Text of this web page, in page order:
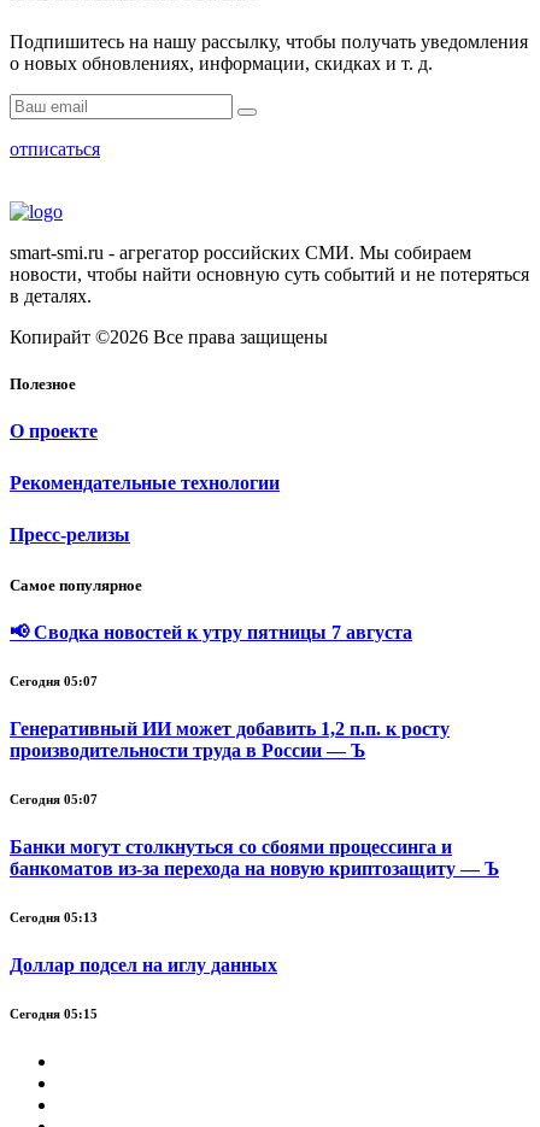
Подпишитесь на нашу рассылку, чтобы получать уведомления
о новых обновлениях, информации, скидках и т. д.
отписаться
smart-smi.ru - агрегатор российских СМИ. Мы собираем
новости, чтобы найти основную суть событий и не потеряться
в деталях.
Копирайт ©2026 Все права защищены
Полезное
О проекте
Рекомендательные технологии
Пресс-релизы
Самое популярное
📢 Сводка новостей к утру пятницы 7 августа
Сегодня 05:07
Генеративный ИИ может добавить 1,2 п.п. к росту
производительности труда в России — Ъ
Сегодня 05:07
Банки могут столкнуться со сбоями процессинга и
банкоматов из-за перехода на новую криптозащиту — Ъ
Сегодня 05:13
Доллар подсел на иглу данных
Сегодня 05:15